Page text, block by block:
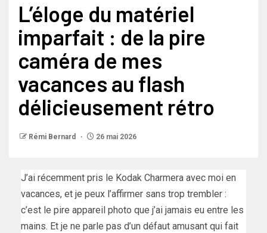
L’éloge du matériel
imparfait : de la pire
caméra de mes
vacances au flash
délicieusement rétro
Rémi Bernard 26 mai 2026
J’ai récemment pris le Kodak Charmera avec moi en
vacances, et je peux l’affirmer sans trop trembler :
c’est le pire appareil photo que j’ai jamais eu entre les
mains. Et je ne parle pas d’un défaut amusant qui fait